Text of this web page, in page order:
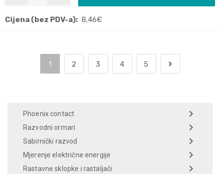
Cijena (bez PDV-a): 8,46€
1 2 3 4 5
Phoenix contact
Razvodni ormari
Sabirnički razvod
Mjerenje električne energije
Rastavne sklopke i rastaljači